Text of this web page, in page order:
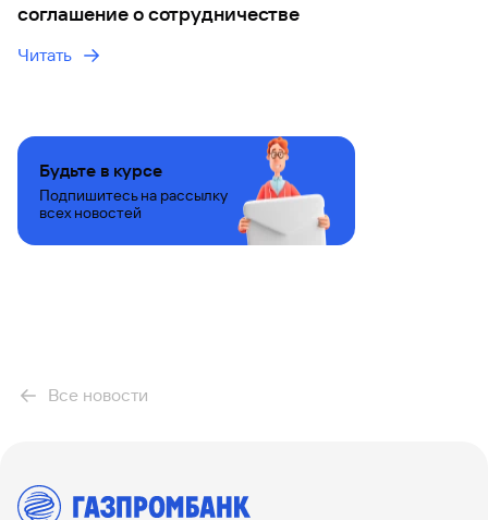
Все новости
соглашение о сотрудничестве
Читать
Будьте в курсе
Подпишитесь на рассылку
всех новостей